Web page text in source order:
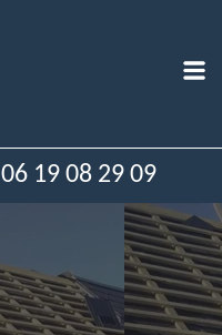
06 19 08 29 09